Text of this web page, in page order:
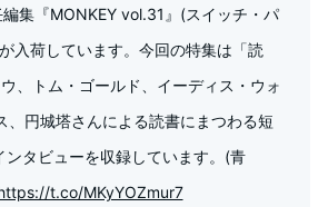
集『MONKEY vol.31』(スイッチ・パ
入荷しています。今回の特集は「読
、トム・ゴールド、イーディス・ウォ
、円城塔さんによる読書にまつわる短
ンタビューを収録しています。(青
t.co/MKyYOZmur7